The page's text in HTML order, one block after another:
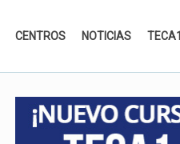
CENTROS NOTICIAS TECA1